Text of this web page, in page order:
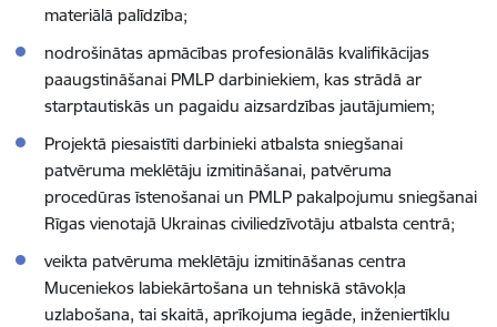
materiālā palīdzība;
nodrošinātas apmācības profesionālās kvalifikācijas
paaugstināšanai PMLP darbiniekiem, kas strādā ar
starptautiskās un pagaidu aizsardzības jautājumiem;
Projektā piesaistīti darbinieki atbalsta sniegšanai
patvēruma meklētāju izmitināšanai, patvēruma
procedūras īstenošanai un PMLP pakalpojumu sniegšanai
Rīgas vienotajā Ukrainas civiliedzīvotāju atbalsta centrā;
veikta patvēruma meklētāju izmitināšanas centra
Muceniekos labiekārtošana un tehniskā stāvokļa
uzlabošana, tai skaitā, aprīkojuma iegāde, inženiertīklu